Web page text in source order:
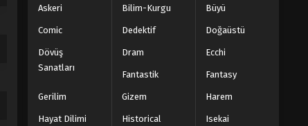
Askeri Bilim-Kurgu Büyü
Comic Dedektif Doğaüstü
Dövüş
Sanatları
Dram Ecchi
Fantastik Fantasy
Gerilim Gizem Harem
Hayat Dilimi Historical Isekai